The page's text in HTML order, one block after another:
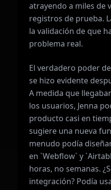
atrayendo a miles de
registros de prueba.
la validación de que
problema real.
El verdadero poder
se hizo evidente
A medida que
los usuarios, Jenna
producto casi en
sugiere una nueva
menudo podía
en `Webflow` y
horas, no semanas.
integración? Podía